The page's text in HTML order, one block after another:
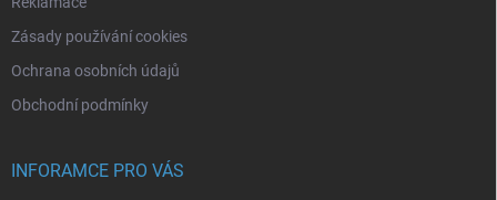
Zásady používání cookies
Ochrana osobních údajů
Obchodní podmínky
INFORAMCE PRO VÁS